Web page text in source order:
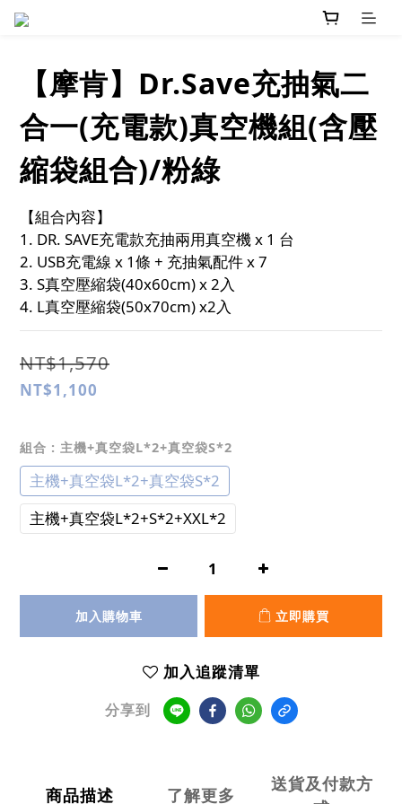
【摩肯】Dr.Save充抽氣二
合一(充電款)真空機組(含壓
縮袋組合)/粉綠
【組合內容】
1. DR. SAVE充電款充抽兩用真空機 x 1 台
2. USB充電線 x 1條 + 充抽氣配件 x 7
3. S真空壓縮袋(40x60cm) x 2入
4. L真空壓縮袋(50x70cm) x2入
NT$1,570
NT$1,100
組合 : 主機+真空袋L*2+真空袋S*2
主機+真空袋L*2+真空袋S*2
主機+真空袋L*2+S*2+XXL*2
加入購物車 立即購買
加入追蹤清單
分享到
商品描述 了解更多
送貨及付款方